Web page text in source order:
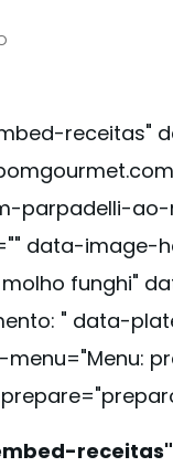
receitas"
parpadelli-
data-image-
funghi"
" data-
menu="Menu: